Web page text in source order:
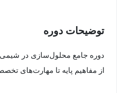
توضیحات دوره
دوره جامع محلول‌سازی در شیمی
از مفاهیم پایه تا مهارت‌های